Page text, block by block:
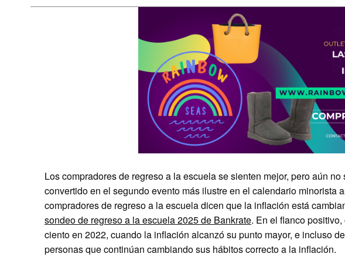
Los compradores de regreso a la escuela se sienten mejor, pero aún
convertido en el segundo evento más ilustre en el calendario minorista
compradores de regreso a la escuela dicen que la inflación está
sondeo de regreso a la escuela 2025 de Bankrate. En el flanco
ciento en 2022, cuando la inflación alcanzó su punto mayor, e incluso
personas que continúan cambiando sus hábitos correcto a la inflación.